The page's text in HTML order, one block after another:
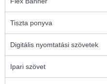
Tiszta ponyva
Digitális nyomtatási szövetek
Ipari szövet